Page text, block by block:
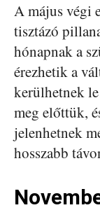
A május végi
tisztázó
hónapnak a
érezhetik a
kerülhetnek
meg előttük,
jelenhetnek
hosszabb